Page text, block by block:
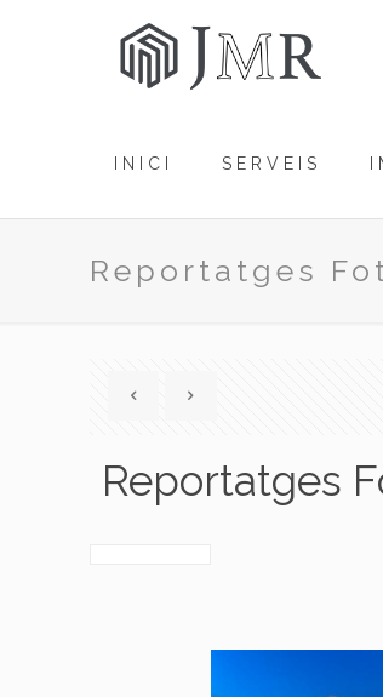
INICI SERVEIS
Reportatges
Reportatges